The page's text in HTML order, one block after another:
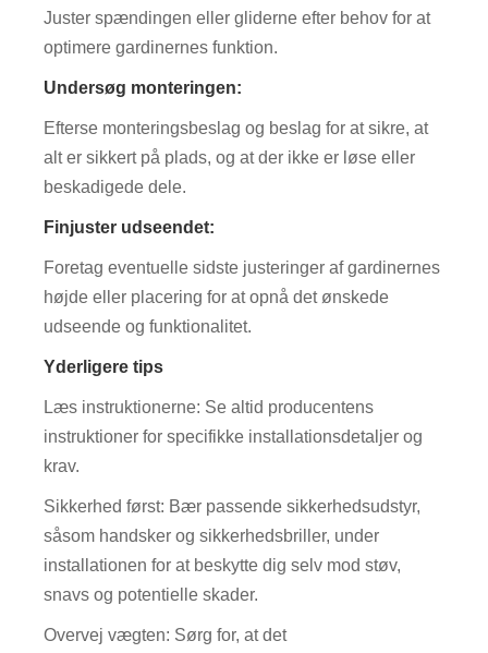
Juster spændingen eller gliderne efter behov for at
optimere gardinernes funktion.
Undersøg monteringen:
Efterse monteringsbeslag og beslag for at sikre, at
alt er sikkert på plads, og at der ikke er løse eller
beskadigede dele.
Finjuster udseendet:
Foretag eventuelle sidste justeringer af gardinernes
højde eller placering for at opnå det ønskede
udseende og funktionalitet.
Yderligere tips
Læs instruktionerne: Se altid producentens
instruktioner for specifikke installationsdetaljer og
krav.
Sikkerhed først: Bær passende sikkerhedsudstyr,
såsom handsker og sikkerhedsbriller, under
installationen for at beskytte dig selv mod støv,
snavs og potentielle skader.
Overvej vægten: Sørg for, at det